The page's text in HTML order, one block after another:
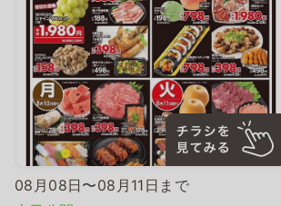
08月08日〜08月11日まで